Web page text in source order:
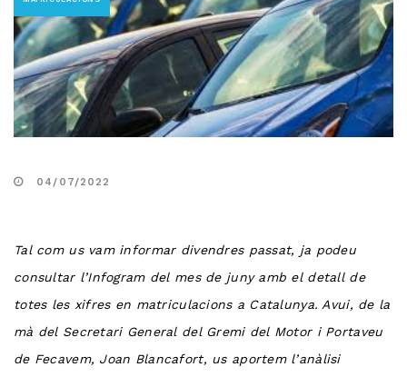
04/07/2022
Tal com us vam informar divendres passat, ja podeu
consultar l’Infogram del mes de juny amb el detall de
totes les xifres en matriculacions a Catalunya. Avui, de la
mà del Secretari General del Gremi del Motor i Portaveu
de Fecavem, Joan Blancafort, us aportem l’anàlisi